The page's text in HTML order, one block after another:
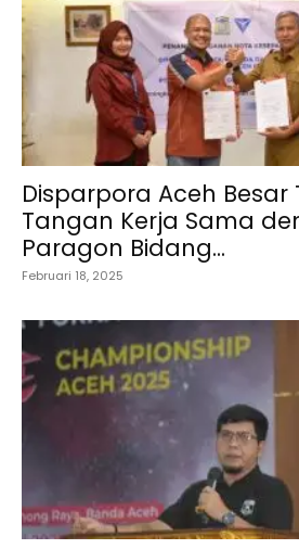
Disparpora Aceh Besar
Tangan Kerja Sama
Paragon Bidang...
Februari 18, 2025